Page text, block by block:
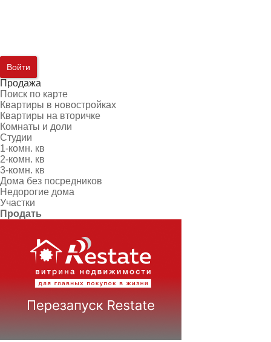
Войти
Продажа
Поиск по карте
Квартиры в новостройках
Квартиры на вторичке
Комнаты и доли
Студии
1-комн. кв
2-комн. кв
3-комн. кв
Дома без посредников
Недорогие дома
Участки
Продать